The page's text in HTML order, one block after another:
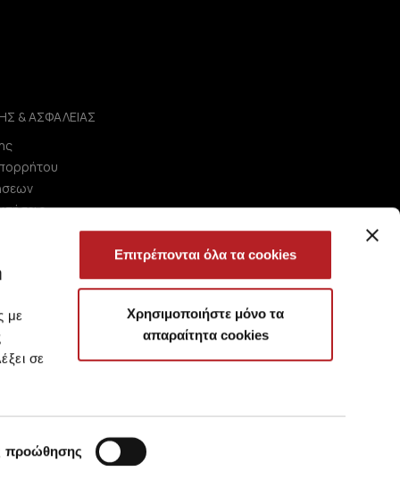
με
σε
προώθησης
Επιτρέπονται όλα τα cookies
Χρησιμοποιήστε μόνο τα
απαραίτητα cookies
& ΑΣΦΑΛΕΙΑΣ